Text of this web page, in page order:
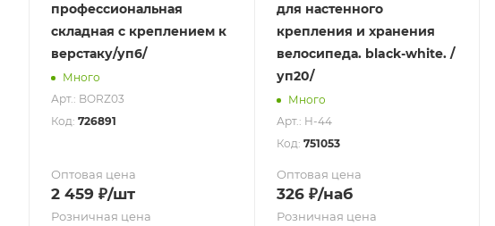
профессиональная
складная с креплением к
верстаку/уп6/
Много
Арт.: BORZ03
Код: 726891
Оптовая цена
2 459₽/шт
Розничная цена
для настенного
крепления и хранения
велосипеда. black-white. /
уп20/
Много
Арт.: H-44
Код: 751053
Оптовая цена
326₽/наб
Розничная цена